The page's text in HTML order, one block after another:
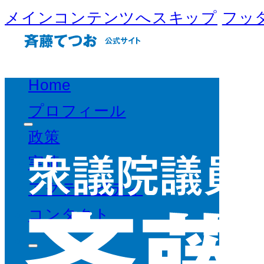
メインコンテンツへスキップ フッ
Home
プロフィール
政策
実績
アクティビティ
コンタクト